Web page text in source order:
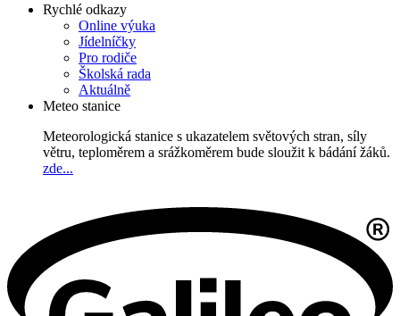
Rychlé odkazy
Online výuka
Jídelníčky
Pro rodiče
Školská rada
Aktuálně
Meteo stanice
Meteorologická stanice s ukazatelem světových stran, síly
větru, teploměrem a srážkoměrem bude sloužit k bádání žáků.
zde...